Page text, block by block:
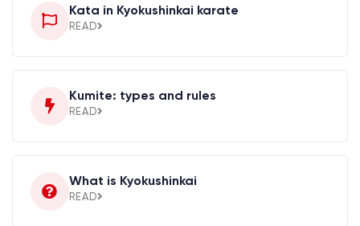
Kata in Kyokushinkai karate
READ
Kumite: types and rules
READ
What is Kyokushinkai
READ